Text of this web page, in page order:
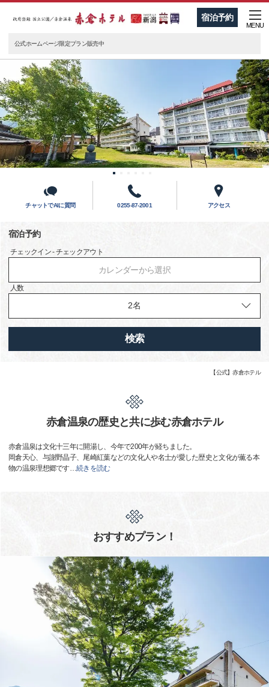
宿泊予約
MENU
公式ホームページ限定プラン販売中
チャットでAIに質問 0255-87-2001 アクセス
宿泊予約
チェックイン - チェックアウト
カレンダーから選択
人数
検索
【公式】赤倉ホテル
赤倉温泉の歴史と共に歩む赤倉ホテル
赤倉温泉は文化十三年に開湯し、今年で200年が経ちました。
岡倉天心、与謝野晶子、尾崎紅葉などの文化人や名士が愛した歴史と文化が薫る本
物の温泉理想郷です…続きを読む
おすすめプラン！